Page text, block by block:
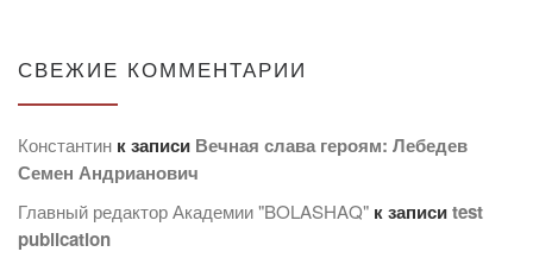
СВЕЖИЕ КОММЕНТАРИИ
Константин к записи Вечная слава героям: Лебедев
Семен Андрианович
Главный редактор Академии "BOLASHAQ" к записиtest
publication